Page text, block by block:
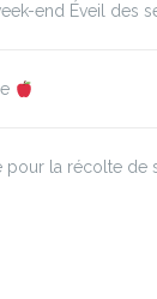
end Éveil des
pour la récolte de